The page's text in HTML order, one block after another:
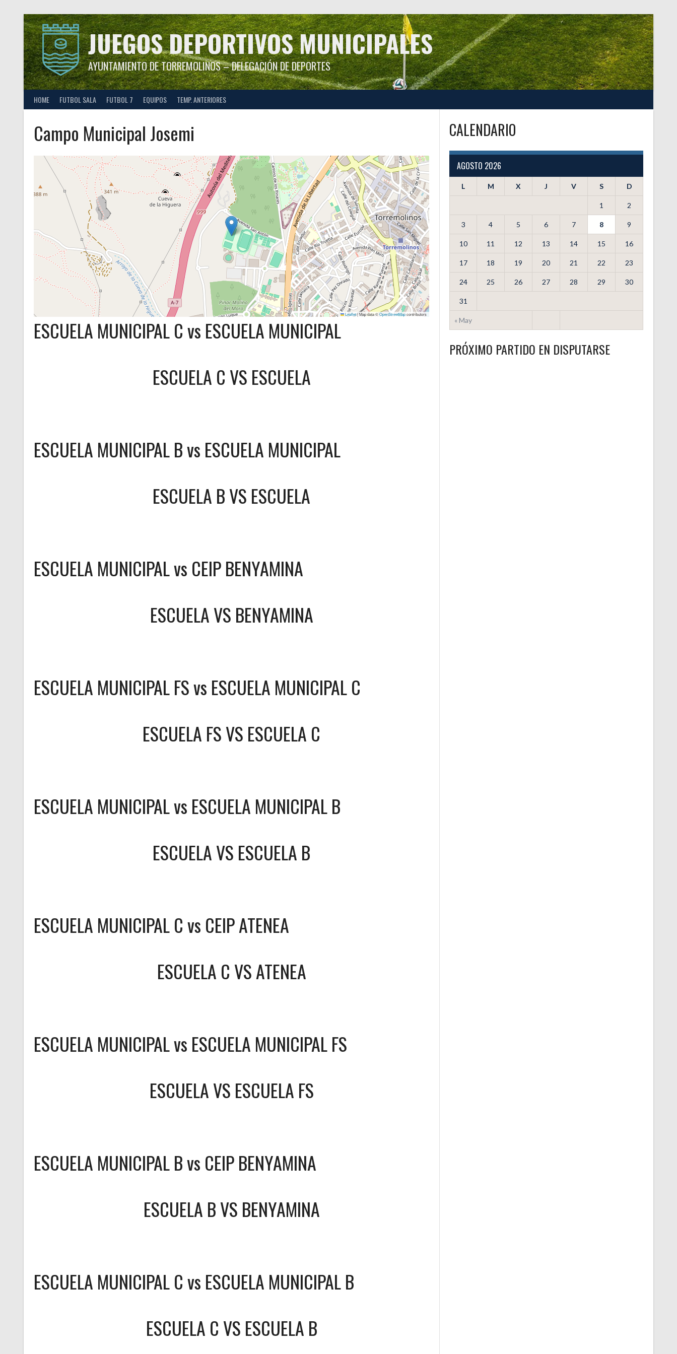
contenido
JUEGOS DEPORTIVOS MUNICIPALES
AYUNTAMIENTO DE TORREMOLINOS – DELEGACIÓN DE DEPORTES
HOME FUTBOL SALA FUTBOL 7 EQUIPOS TEMP. ANTERIORES
Campo Municipal Josemi
Leaflet|Map data ©OpenStreetMapcontributors
ESCUELA MUNICIPAL C vs ESCUELA MUNICIPAL
ESCUELA C VS ESCUELA
ESCUELA MUNICIPAL B vs ESCUELA MUNICIPAL
ESCUELA BVS ESCUELA
ESCUELA MUNICIPAL vs CEIP BENYAMINA
ESCUELAVS BENYAMINA
ESCUELA MUNICIPAL FS vs ESCUELA MUNICIPAL C
ESCUELA FSVS ESCUELA C
ESCUELA MUNICIPAL vs ESCUELA MUNICIPAL B
ESCUELAVS ESCUELA B
ESCUELA MUNICIPAL C vs CEIP ATENEA
ESCUELA C VSATENEA
ESCUELA MUNICIPAL vs ESCUELA MUNICIPAL FS
ESCUELAVS ESCUELA FS
ESCUELA MUNICIPAL B vs CEIP BENYAMINA
ESCUELA BVS BENYAMINA
ESCUELA MUNICIPAL C vs ESCUELA MUNICIPAL B
ESCUELA C VS ESCUELA B
CALENDARIO
AGOSTO 2026
L M X J V S D
« May
1 2
3 4 5 6 7 8 9
10 11 12 13 14 15 16
17 18 19 20 21 22 23
24 25 26 27 28 29 30
31
PRÓXIMO PARTIDO EN DISPUTARSE